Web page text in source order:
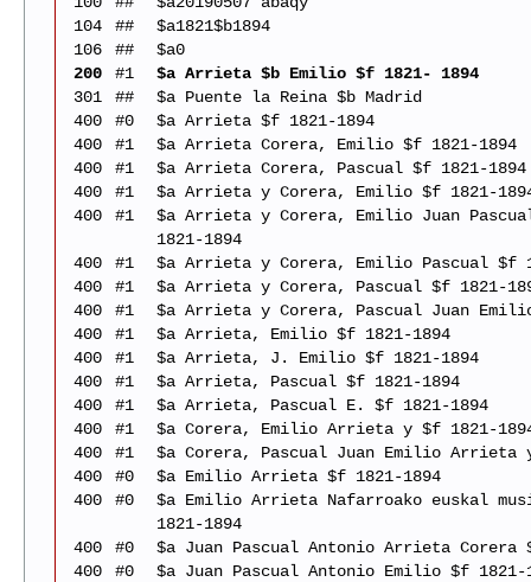
104
##
$a1821$b1894
106
##
$a0
200
#1
$a Arrieta $b Emilio $f 1821- 1894
301
##
$a Puente la Reina $b Madrid
400
#0
$a Arrieta $f 1821-1894
400
#1
$a Arrieta Corera, Emilio $f 1821-1894
400
#1
$a Arrieta Corera, Pascual $f 1821-1894
400
#1
$a Arrieta y Corera, Emilio $f 1821-
400
#1
$a Arrieta y Corera, Emilio Juan
1821-1894
400
#1
$a Arrieta y Corera, Emilio Pascual $f
400
#1
$a Arrieta y Corera, Pascual $f 1821-
400
#1
$a Arrieta y Corera, Pascual Juan
400
#1
$a Arrieta, Emilio $f 1821-1894
400
#1
$a Arrieta, J. Emilio $f 1821-1894
400
#1
$a Arrieta, Pascual $f 1821-1894
400
#1
$a Arrieta, Pascual E. $f 1821-1894
400
#1
$a Corera, Emilio Arrieta y $f 1821-
400
#1
$a Corera, Pascual Juan Emilio Arrieta
400
#0
$a Emilio Arrieta $f 1821-1894
400
#0
$a Emilio Arrieta Nafarroako euskal
1821-1894
400
#0
$a Juan Pascual Antonio Arrieta Corera
400
#0
$a Juan Pascual Antonio Emilio $f 1821-